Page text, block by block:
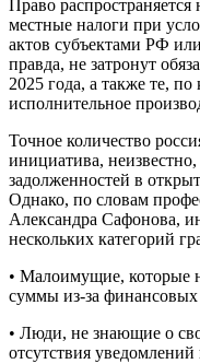
Право
местные налоги при
актов субъектами РФ
правда, не затронут
2025 года, а также те,
исполнительное
Точное количество
инициатива,
задолженностей в
Однако, по словам
Александра Сафонова,
нескольких категорий
• Малоимущие, которые
суммы из-за финансовых
• Люди, не знающие о
отсутствия